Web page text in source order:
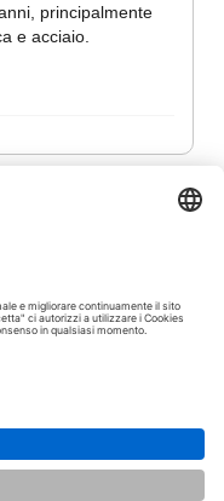
principalmente
e acciaio.
società del